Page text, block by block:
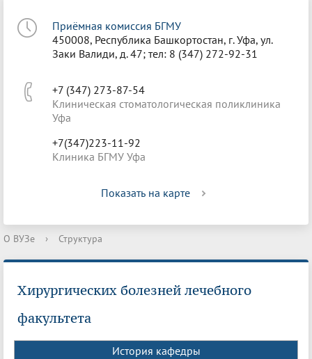
Приёмная комиссия БГМУ
450008, Республика Башкортостан, г. Уфа, ул.
Заки Валиди, д. 47; тел: 8 (347) 272-92-31
+7 (347) 273-87-54
Клиническая стоматологическая поликлиника
Уфа
+7(347)223-11-92
Клиника БГМУ Уфа
Показать на карте
О ВУЗе › Структура
Хирургических болезней лечебного
факультета
История кафедры